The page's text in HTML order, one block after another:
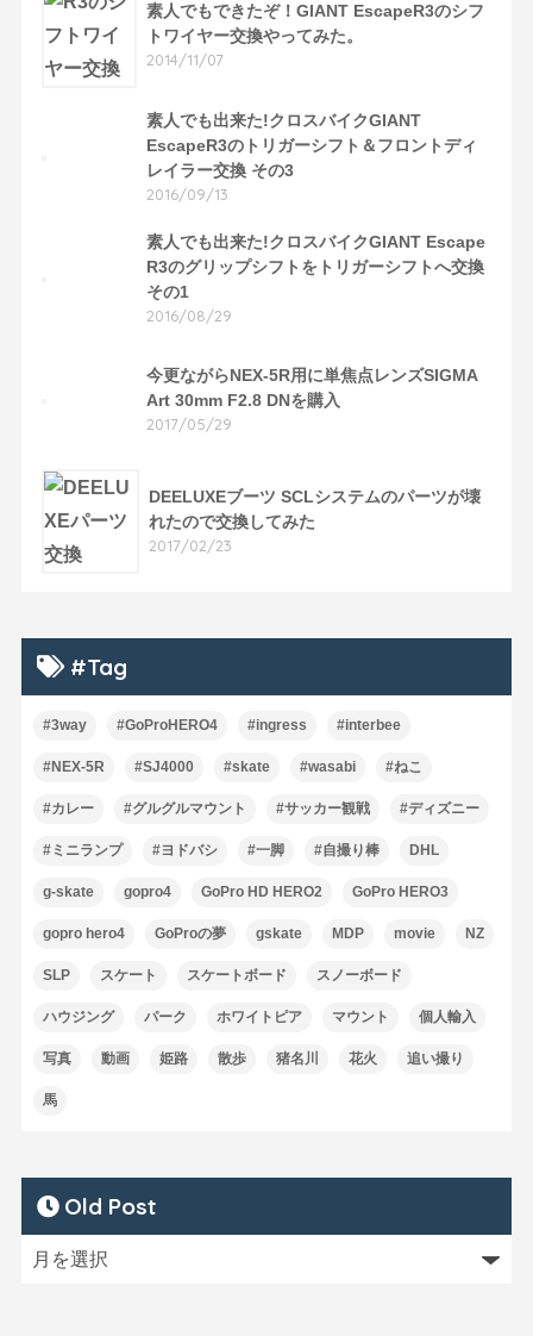
素人でもできたぞ！GIANT EscapeR3のシフ
トワイヤー交換やってみた。
2014/11/07
素人でも出来た!クロスバイクGIANT
EscapeR3のトリガーシフト＆フロントディ
レイラー交換 その3
2016/09/13
素人でも出来た!クロスバイクGIANT Escape
R3のグリップシフトをトリガーシフトへ交換
その1
2016/08/29
今更ながらNEX-5R用に単焦点レンズSIGMA
Art 30mm F2.8 DNを購入
2017/05/29
DEELUXEブーツ SCLシステムのパーツが壊
れたので交換してみた
2017/02/23
#Tag
#3way #GoProHERO4 #ingress #interbee
#NEX-5R #SJ4000 #skate #wasabi #ねこ
#カレー #グルグルマウント #サッカー観戦 #ディズニー
#ミニランプ #ヨドバシ #一脚 #自撮り棒 DHL
g-skate gopro4 GoPro HD HERO2 GoPro HERO3
gopro hero4 GoProの夢 gskate MDP movie NZ
SLP スケート スケートボード スノーボード
ハウジング パーク ホワイトピア マウント 個人輸入
写真 動画 姫路 散歩 猪名川 花火 追い撮り
馬
Old Post